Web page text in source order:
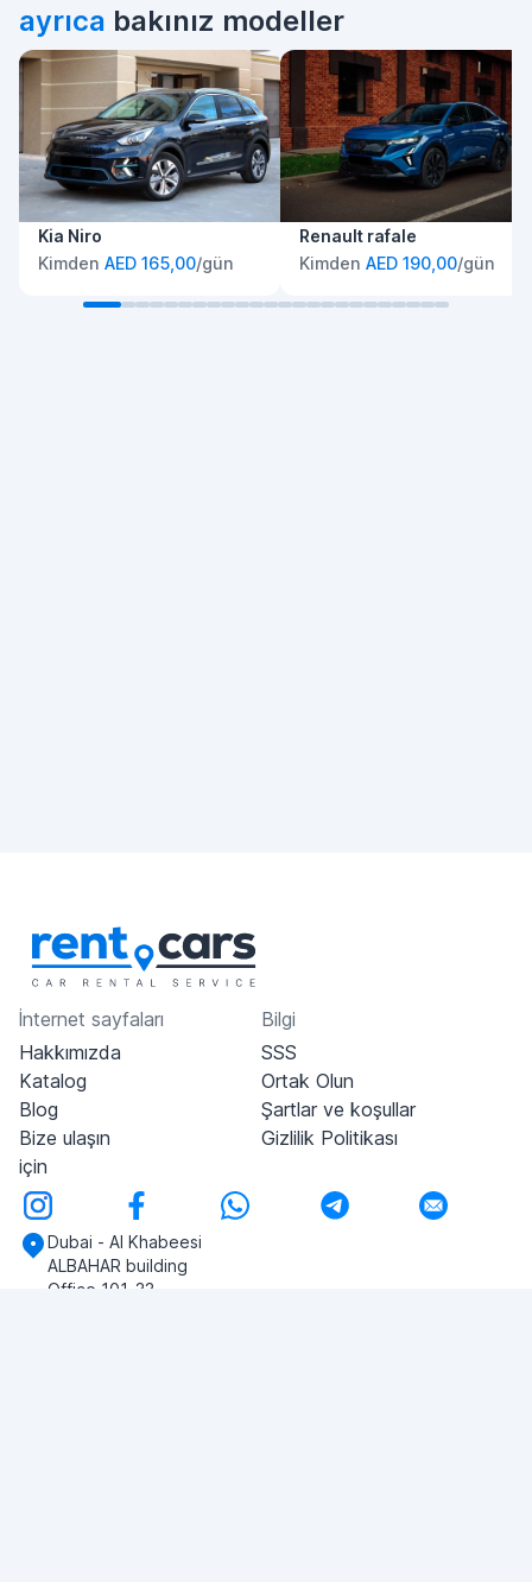
ayrıca bakınız modeller
Kia Niro
Kimden AED 165,00/gün
Renault rafale
Kimden AED 190,00/gün
İnternet sayfaları
Hakkımızda
Katalog
Blog
Bize ulaşın
için
Bilgi
SSS
Ortak Olun
Şartlar ve koşullar
Gizlilik Politikası
Dubai - Al Khabeesi
ALBAHAR building
Office 101-33